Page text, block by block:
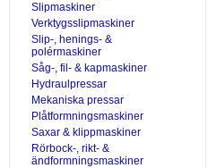
Slipmaskiner
Verktygsslipmaskiner
Slip-, henings- &
polérmaskiner
Såg-, fil- & kapmaskiner
Hydraulpressar
Mekaniska pressar
Plåtformningsmaskiner
Saxar & klippmaskiner
Rörbock-, rikt- &
ändformningsmaskiner